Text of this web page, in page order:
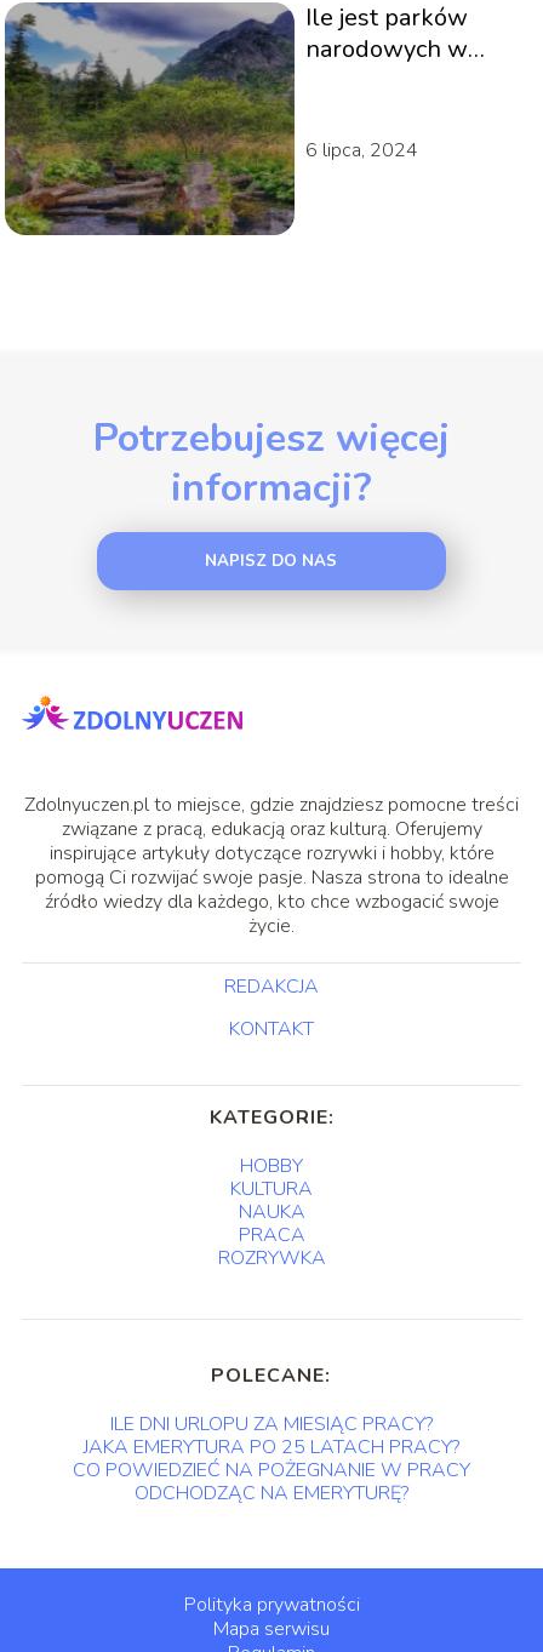
Ile jest parków
narodowych w
6 lipca, 2024
Potrzebujesz więcej
informacji?
NAPISZ DO NAS
Zdolnyuczen.pl to miejsce, gdzie znajdziesz pomocne treści
związane z pracą, edukacją oraz kulturą. Oferujemy
inspirujące artykuły dotyczące rozrywki i hobby, które
pomogą Ci rozwijać swoje pasje. Nasza strona to idealne
źródło wiedzy dla każdego, kto chce wzbogacić swoje
życie.
REDAKCJA
KONTAKT
KATEGORIE:
HOBBY
KULTURA
NAUKA
PRACA
ROZRYWKA
POLECANE:
ILE DNI URLOPU ZA MIESIĄC PRACY?
JAKA EMERYTURA PO 25 LATACH PRACY?
CO POWIEDZIEĆ NA POŻEGNANIE W PRACY
ODCHODZĄC NA EMERYTURĘ?
Polityka prywatności
Mapa serwisu